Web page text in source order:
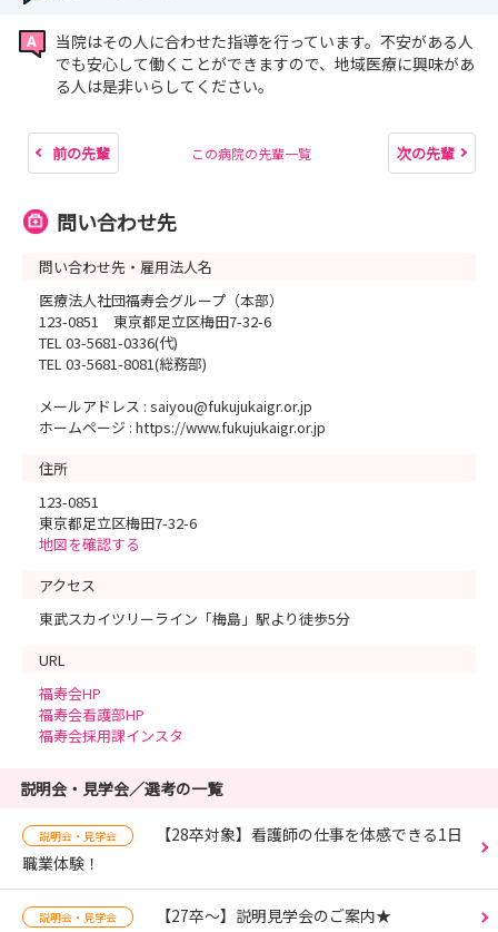
当院はその人に合わせた指導を行っています。不安がある人
でも安心して働くことができますので、地域医療に興味があ
る人は是非いらしてください。
前の先輩 この病院の先輩一覧 次の先輩
問い合わせ先
問い合わせ先・雇用法人名
医療法人社団福寿会グループ（本部）
123-0851 東京都足立区梅田7-32-6
TEL 03-5681-0336(代)
TEL 03-5681-8081(総務部)
メールアドレス : saiyou@fukujukaigr.or.jp
ホームページ : https://www.fukujukaigr.or.jp
住所
123-0851
東京都足立区梅田7-32-6
地図を確認する
アクセス
東武スカイツリーライン「梅島」駅より徒歩5分
URL
福寿会HP
福寿会看護部HP
福寿会採用課インスタ
説明会・見学会／選考の一覧
説明会・見学会
【28卒対象】看護師の仕事を体感できる1日
職業体験！
説明会・見学会 【27卒～】説明見学会のご案内★